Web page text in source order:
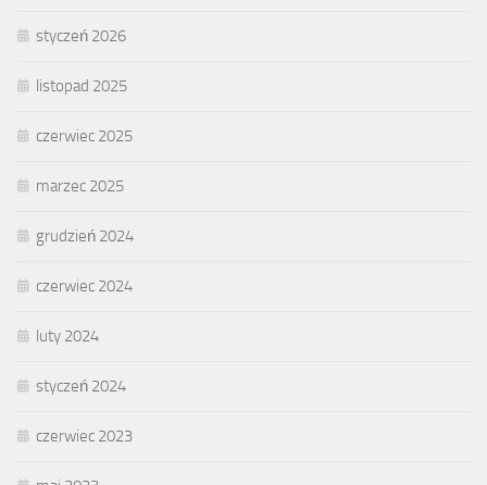
styczeń 2026
listopad 2025
czerwiec 2025
marzec 2025
grudzień 2024
czerwiec 2024
luty 2024
styczeń 2024
czerwiec 2023